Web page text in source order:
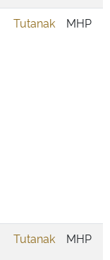
Tutanak MHP
Tutanak MHP